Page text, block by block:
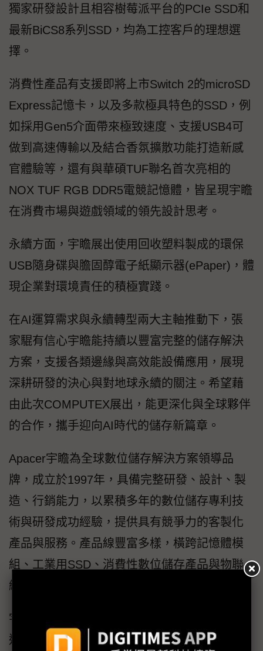
獨家研發設計且相容樹莓派平台的PCIe SSD和
最新BiCS8系列SSD，均為工控客戶的理想選
擇。
消費性產品有支援即將上市Switch 2的microSD
Express記憶卡，以及多款極具特色的SSD，例
如採用Gen5介面帶來極致速度、支援USB4可
做到高速傳輸以及結合香氛擴散功能打造新感
官體驗等，還有與華碩TUF聯名首次亮相的
NOX TUF RGB DDR5電競記憶體，皆呈現宇瞻
在消費市場與遊戲領域的領先設計思考。
永續方面，宇瞻展出使用回收塑料製成的環保
USB隨身碟與膽固醇電子紙顯示器(ePaper)，體
現企業對環境責任的積極實踐。
在AI運算需求與永續轉型兩大主軸推動下，張
家騉有信心宇瞻能持續以豐富完整的儲存解決
方案，支援各類邊緣與高效能設備應用，展現
深耕研發的決心與對地球永續的關注。希望藉
由此次COMPUTEX展出，能更深化與全球夥伴
的合作，攜手迎向AI時代的儲存新篇章。
Apacer宇瞻為全球數位儲存解決方案領導品
牌，成立於1997年，具備完整研發、設計、製
造、行銷能力，以累積多年的數位儲存專利技
術與研發成功經驗，提供具有競爭力的客製化
產品與服務。產品線豐富多樣，橫跨記憶體模
組、工業用SSD、消費性數位儲存產品與物聯
網整合應用等解決方案。
宇瞻致力實踐『說到做到．堅持更好．夥伴共
進』的『做好伴』品牌核心價值，持續開發創